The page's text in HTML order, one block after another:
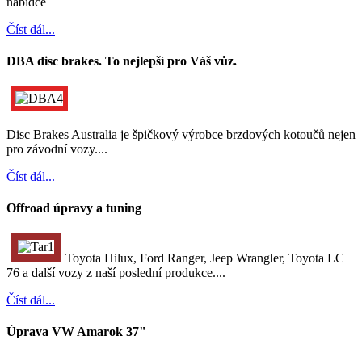
Číst dál...
DBA disc brakes. To nejlepší pro Váš vůz.
Disc Brakes Australia je špičkový výrobce brzdových kotoučů nejen
pro závodní vozy....
Číst dál...
Offroad úpravy a tuning
Toyota Hilux, Ford Ranger, Jeep Wrangler, Toyota LC
76 a další vozy z naší poslední produkce....
Číst dál...
Úprava VW Amarok 37"